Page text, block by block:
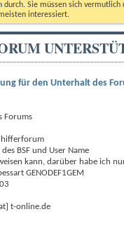
durch. Sie müssen sich vermutlich
interessiert.
für den Unterhalt des
Forums
BSF und User Name
kann, darüber habe ich
GENODEF1GEM
t-online.de